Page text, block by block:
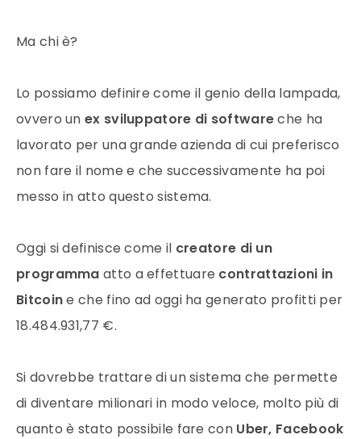
Ma chi è?
Lo possiamo definire come il genio della lampada,
ovvero unex sviluppatore di softwareche ha
lavorato per una grande azienda di cui preferisco
non fare il nome e che successivamente ha poi
messo in atto questo sistema.
Oggi si definisce come il creatore di un
programma atto a effettuare contrattazioni in
Bitcoine che fino ad oggi ha generato profitti per
18.484.931,77 €.
Si dovrebbe trattare di un sistema che permette
di diventare milionari in modo veloce, molto più di
quanto è stato possibile fare con Uber, Facebook